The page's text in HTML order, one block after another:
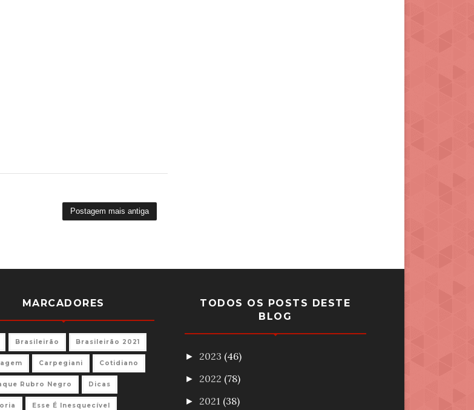
Postagem mais antiga
MARCADORES
Brasileirão Brasileirão 2021
Carpegiani Cotidiano
Rubro Negro Dicas
Esse É Inesquecível
TODOS OS POSTS DESTE
BLOG
► 2023 (46)
► 2022 (78)
► 2021 (38)